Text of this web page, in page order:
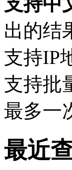
出的结
支持IP
支持批
最多一
最近